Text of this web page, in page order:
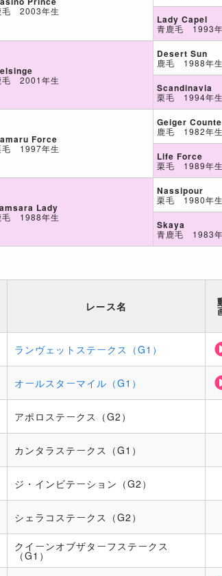
毛 2003年生
毛 2001年生
Force
毛 1997年生
Lady
毛 1988年生
Lady Capel
青鹿毛 1993
Desert Sun
鹿毛 1988年生
Scandinavia
栗毛 1994年生
Geiger
鹿毛 1982年生
Life Force
栗毛 1989年生
Nassipour
栗毛 1980年生
Skaya
青鹿毛 1983
レース名
ランヴェットステークス（G1）
オールスターマイル（G1）
アポロステークス（G2）
カンタラステークス（G1）
ジ・インビテーション（G2）
シェラコステークス（G2）
クイーンオブザターフステークス
（G1）